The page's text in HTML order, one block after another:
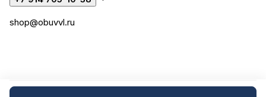
shop@obuvvl.ru